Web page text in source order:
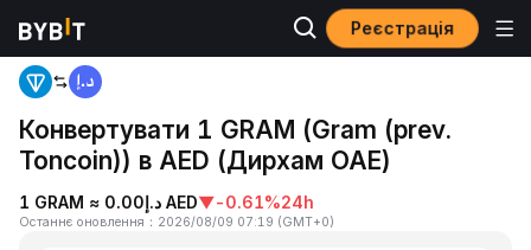
Реєстрація
Головна Gram (prev. Toncoin)(GRAM) to Дирхам ОАЕ(AED)
Конвертувати 1 GRAM (Gram (prev.
Toncoin)) в AED (Дирхам ОАЕ)
1 GRAM ≈ د.إ0.00 AED▼-0.61%24h
Останнє оновлення ： 2026/08/09 07:19 (GMT+0)